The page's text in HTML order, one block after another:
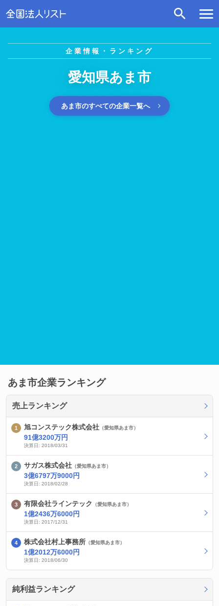
企業情報・ランキング
愛知県あま市
あま市のすべての企業一覧へ
あま市企業ランキング
売上ランキング
旭コンステック株式会社 （愛知県あま市）
91億3200万円
決算日: 2018/03/31
サガス株式会社 （愛知県あま市）
3億6797万9000円
決算日: 2018/02/28
有限会社ラインテック （愛知県あま市）
1億2436万6000円
決算日: 2017/12/31
株式会社村上事務所 （愛知県あま市）
1億2012万6000円
決算日: 2018/06/30
純利益ランキング